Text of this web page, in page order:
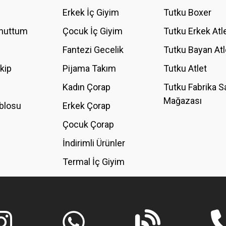
Erkek İç Giyim
Çocuk İç Giyim
Fantezi Gecelik
Pijama Takım
Kadın Çorap
Erkek Çorap
Çocuk Çorap
İndirimli Ürünler
Termal İç Giyim
Tutku Boxer
Tutku Erkek
Tutku Bayan
Tutku Atlet
Tutku Fabrika
Mağazası